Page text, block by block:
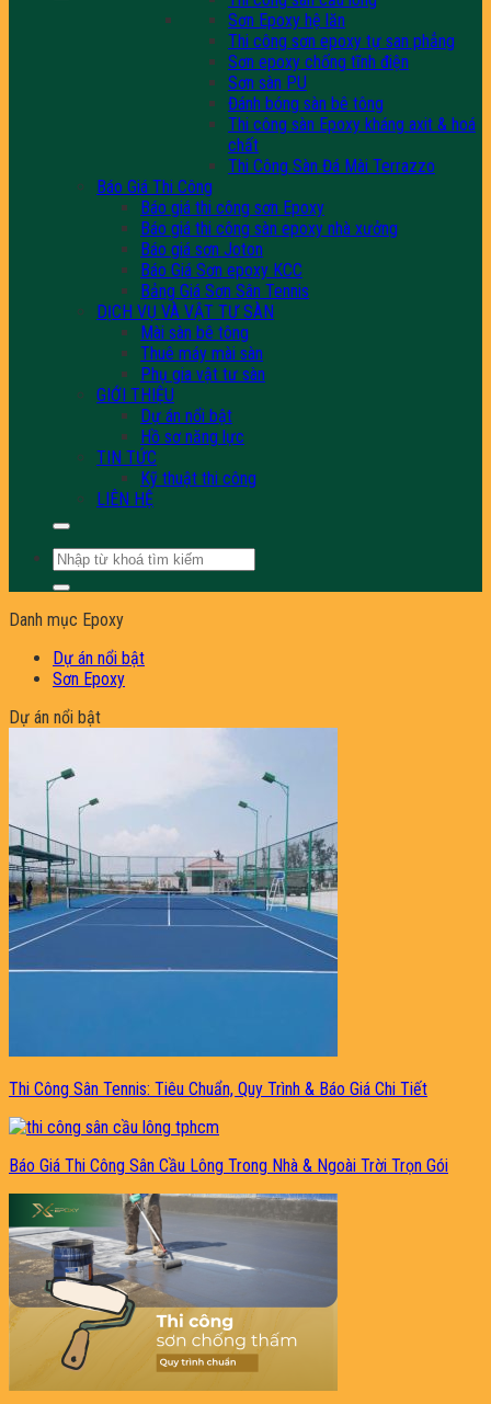
Sơn Epoxy hệ lăn
Thi công sơn epoxy tự san phẳng
Sơn epoxy chống tĩnh điện
Sơn sàn PU
Đánh bóng sàn bê tông
Thi công sàn Epoxy kháng axit & hoá
chất
Thi Công Sàn Đá Mài Terrazzo
Báo Giá Thi Công
Báo giá thi công sơn Epoxy
Báo giá thi công sàn epoxy nhà xưởng
Báo giá sơn Joton
Báo Giá Sơn epoxy KCC
Bảng Giá Sơn Sân Tennis
DỊCH VỤ VÀ VẬT TƯ SÀN
Mài sàn bê tông
Thuê máy mài sàn
Phụ gia vật tư sàn
GIỚI THIỆU
Dự án nổi bật
Hồ sơ năng lực
TIN TỨC
Kỹ thuật thi công
LIÊN HỆ
Tìm
kiếm:
Danh mục Epoxy
Dự án nổi bật
Sơn Epoxy
Dự án nổi bật
Thi Công Sân Tennis: Tiêu Chuẩn, Quy Trình & Báo Giá Chi Tiết
Báo Giá Thi Công Sân Cầu Lông Trong Nhà & Ngoài Trời Trọn Gói